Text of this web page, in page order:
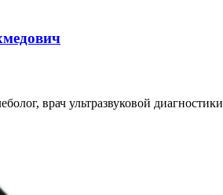
врач ультразвуковой диагностики